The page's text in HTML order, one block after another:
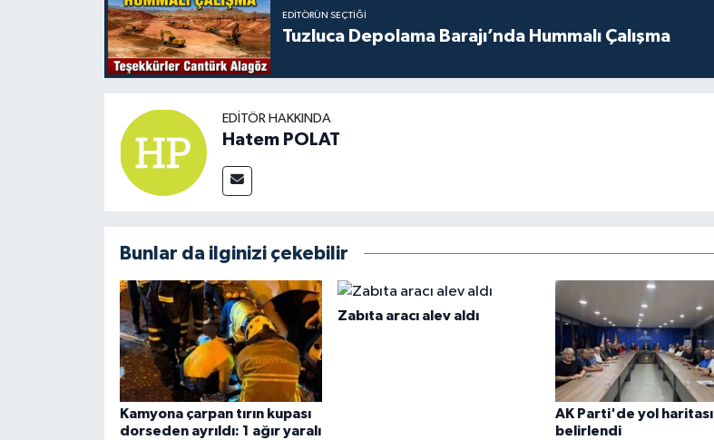
EDITÖRÜN SEÇTIĞI
Tuzluca Depolama Barajı’nda Hummalı Çalışma
EDITÖR HAKKINDA
Hatem POLAT
Bunlar da ilginizi çekebilir
Kamyona çarpan tırın kupası
dorseden ayrıldı: 1 ağır yaralı
Zabıta aracı alev aldı
AK Parti'de yol haritası
belirlendi